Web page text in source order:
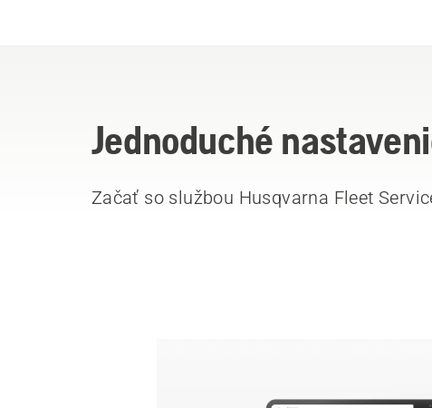
Jednoduché
Začať so službou Husqvarna Fleet